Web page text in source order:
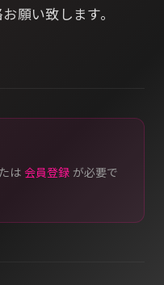
願い致します。
は 会員登録 が必要で